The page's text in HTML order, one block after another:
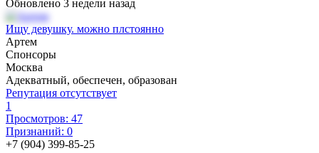
Обновлено 3 недели назад
Ищу девушку. можно плстоянно
Артем
Спонсоры
Москва
Адекватный, обеспечен, образован
Репутация отсутствует
1
Просмотров: 47
Признаний: 0
+7 (904) 399-85-25